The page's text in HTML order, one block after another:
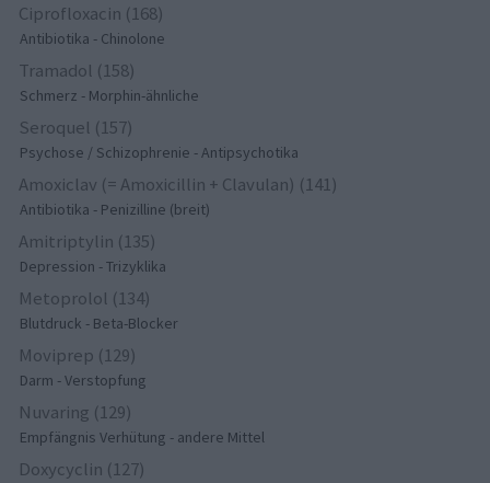
Ciprofloxacin (168)
Antibiotika - Chinolone
Tramadol (158)
Schmerz - Morphin-ähnliche
Seroquel (157)
Psychose / Schizophrenie - Antipsychotika
Amoxiclav (= Amoxicillin + Clavulan) (141)
Antibiotika - Penizilline (breit)
Amitriptylin (135)
Depression - Trizyklika
Metoprolol (134)
Blutdruck - Beta-Blocker
Moviprep (129)
Darm - Verstopfung
Nuvaring (129)
Empfängnis Verhütung - andere Mittel
Doxycyclin (127)